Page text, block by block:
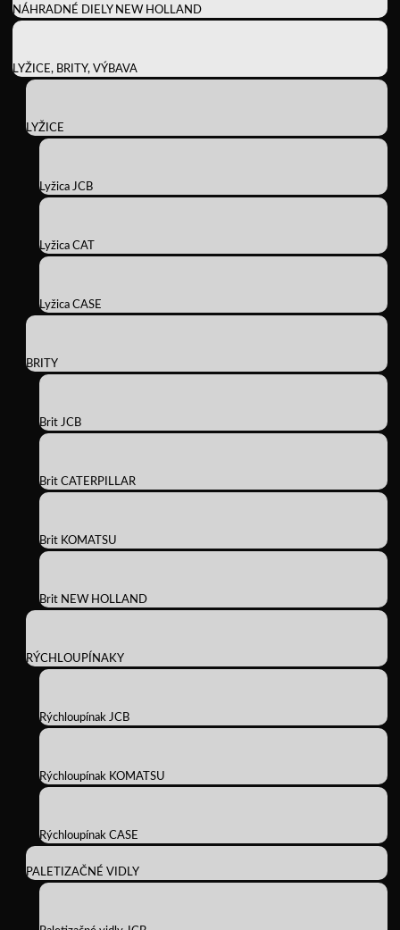
NÁHRADNÉ DIELY NEW HOLLAND
LYŽICE, BRITY, VÝBAVA
LYŽICE
Lyžica JCB
Lyžica CAT
Lyžica CASE
BRITY
Brit JCB
Brit CATERPILLAR
Brit KOMATSU
Brit NEW HOLLAND
RÝCHLOUPÍNAKY
Rýchloupínak JCB
Rýchloupínak KOMATSU
Rýchloupínak CASE
PALETIZAČNÉ VIDLY